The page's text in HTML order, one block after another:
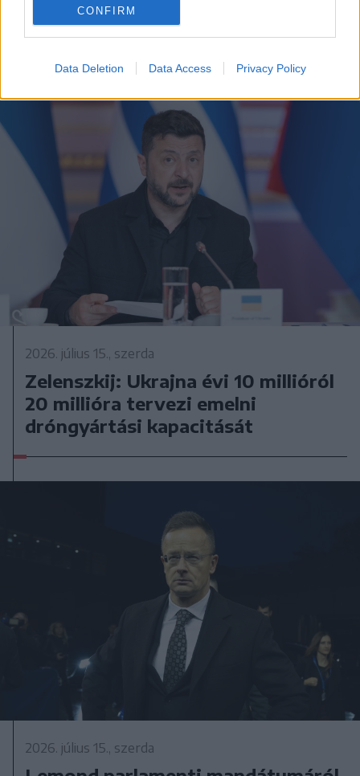
CONFIRM
Data Deletion Data Access Privacy Policy
2026. július 15., szerda
Zelenszkij: Ukrajna évi 10 millióról
20 millióra tervezi emelni
dróngyártási kapacitását
2026. július 15., szerda